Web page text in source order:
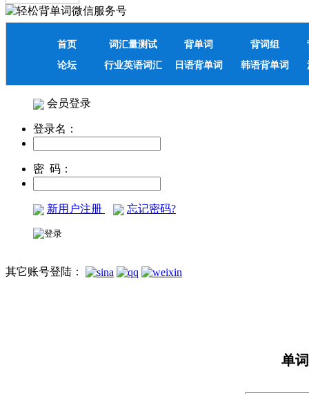
首页 词汇量测试 背单词 背词组
论坛
行业英语词汇 日语背单词 韩语背单词
会员登录
登录名：
密 码：
新用户注册 忘记密码?
其它账号登陆：
单